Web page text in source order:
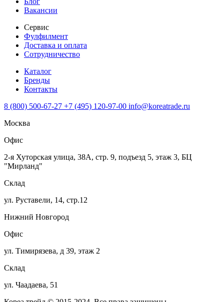
Вакансии
Сервис
Фулфилмент
Доставка и оплата
Сотрудничество
Каталог
Бренды
Контакты
8 (800) 500-67-27 +7 (495) 120-97-00 info@koreatrade.ru
Москва
Офис
2-я Хуторская улица, 38А, стр. 9, подъезд 5, этаж 3, БЦ
"Мирланд"
Склад
ул. Руставели, 14, стр.12
Нижний Новгород
Офис
ул. Тимирязева, д 39, этаж 2
Склад
ул. Чаадаева, 51